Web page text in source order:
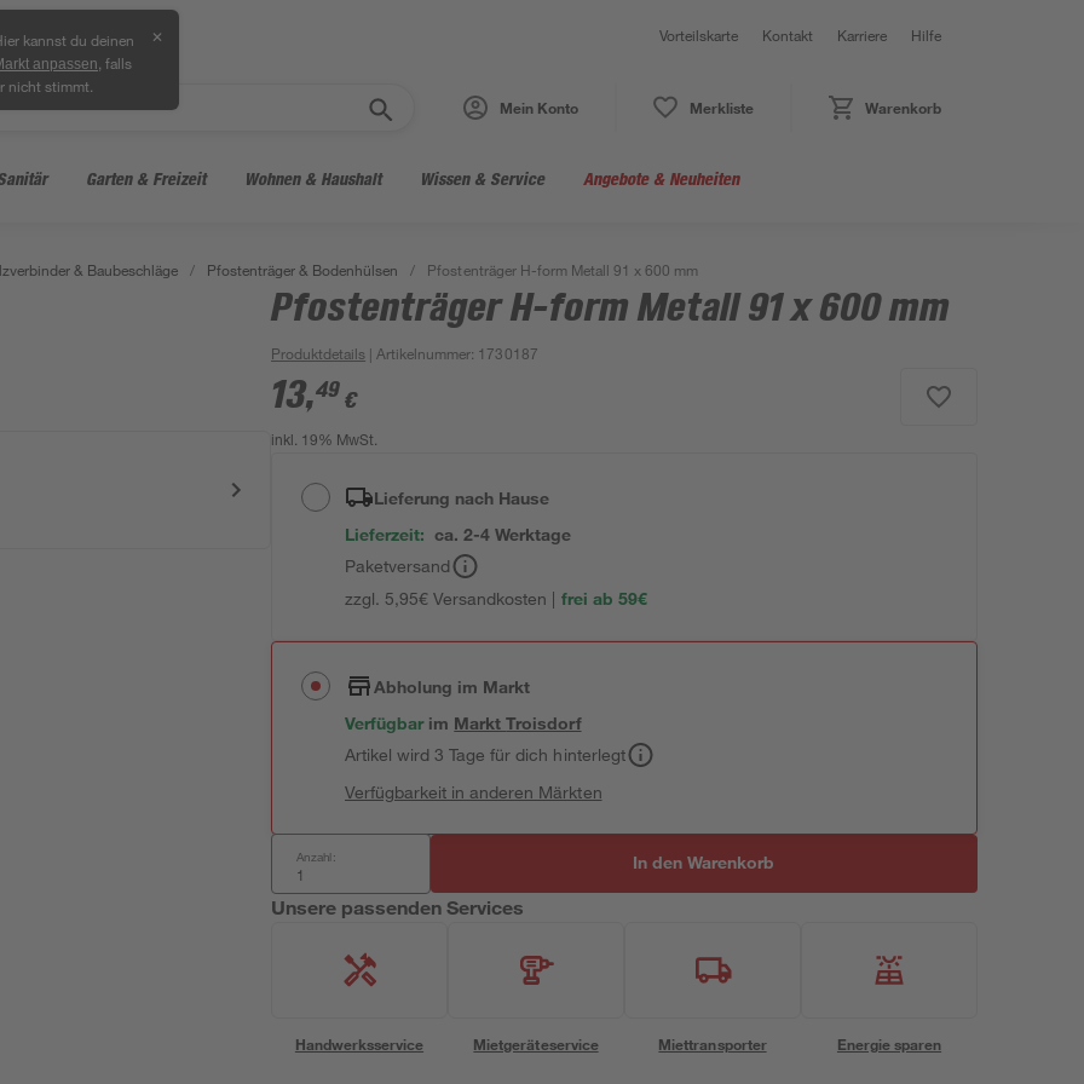
kannst du deinen
anpassen , falls
nicht stimmt.
✕ Vorteilskarte Kontakt Karriere Hilfe
Mein Konto Merkliste Warenkorb
Garten & Freizeit Wohnen & Haushalt Wissen & Service Angebote & Neuheiten
& Baubeschläge / Pfostenträger & Bodenhülsen / Pfostenträger H-form Metall 91 x 600 mm
Pfostenträger H-form Metall 91 x 600 mm
Produktdetails | Artikelnummer: 1730187
13,49 €
inkl. 19% MwSt.
Lieferung nach Hause
Lieferzeit: ca. 2-4 Werktage
Paketversand
zzgl. 5,95€ Versandkosten | frei ab 59€
Abholung im Markt
Verfügbar im MarktTroisdorf
Artikel wird 3 Tage für dich hinterlegt
Verfügbarkeit in anderen Märkten
Anzahl: In den Warenkorb
Unsere passenden Services
Handwerksservice Mietgeräteservice Miettransporter Energie sparen